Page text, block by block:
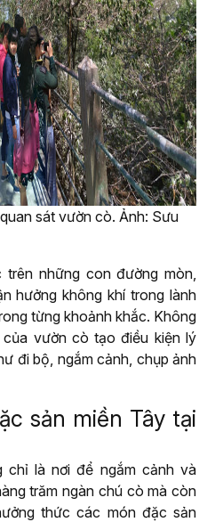
sát vườn cò. Ảnh: Sưu
những con đường mòn,
hưởng không khí trong lành
từng khoảnh khắc. Không
vườn cò tạo điều kiện lý
đi bộ, ngắm cảnh, chụp ảnh
sản miền Tây tại
chỉ là nơi để ngắm cảnh và
trăm ngàn chú cò mà còn
thức các món đặc sản